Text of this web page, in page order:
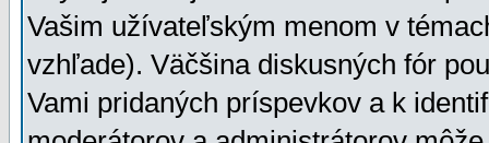
Vašim užívateľským menom v
vzhľade). Väčšina diskusných fór
Vami pridaných príspevkov a k